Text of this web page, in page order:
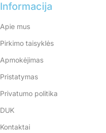
Informacija
Apie mus
Pirkimo taisyklės
Apmokėjimas
Pristatymas
Privatumo politika
DUK
Kontaktai